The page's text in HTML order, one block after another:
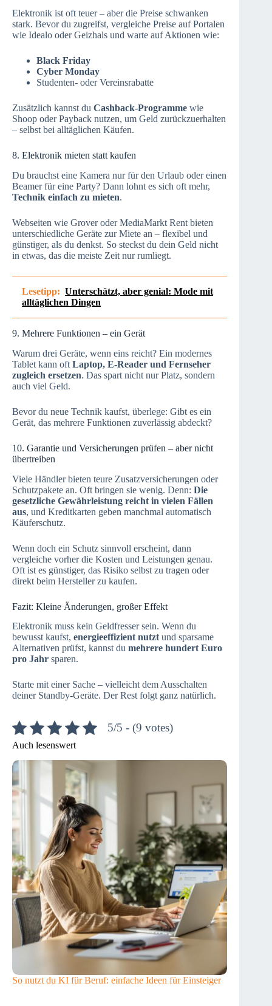
Elektronik ist oft teuer – aber die Preise schwanken
stark. Bevor du zugreifst, vergleiche Preise auf Portalen
wie Idealo oder Geizhals und warte auf Aktionen wie:
Black Friday
Cyber Monday
Studenten- oder Vereinsrabatte
Zusätzlich kannst du Cashback-Programme wie
Shoop oder Payback nutzen, um Geld zurückzuerhalten
– selbst bei alltäglichen Käufen.
8. Elektronik mieten statt kaufen
Du brauchst eine Kamera nur für den Urlaub oder einen
Beamer für eine Party? Dann lohnt es sich oft mehr,
Technik einfach zu mieten.
Webseiten wie Grover oder MediaMarkt Rent bieten
unterschiedliche Geräte zur Miete an – flexibel und
günstiger, als du denkst. So steckst du dein Geld nicht
in etwas, das die meiste Zeit nur rumliegt.
Lesetipp: Unterschätzt, aber genial: Mode mit
alltäglichen Dingen
9. Mehrere Funktionen – ein Gerät
Warum drei Geräte, wenn eins reicht? Ein modernes
Tablet kann oft Laptop, E-Reader und Fernseher
zugleich ersetzen. Das spart nicht nur Platz, sondern
auch viel Geld.
Bevor du neue Technik kaufst, überlege: Gibt es ein
Gerät, das mehrere Funktionen zuverlässig abdeckt?
10. Garantie und Versicherungen prüfen – aber nicht
übertreiben
Viele Händler bieten teure Zusatzversicherungen oder
Schutzpakete an. Oft bringen sie wenig. Denn: Die
gesetzliche Gewährleistung reicht in vielen Fällen
aus, und Kreditkarten geben manchmal automatisch
Käuferschutz.
Wenn doch ein Schutz sinnvoll erscheint, dann
vergleiche vorher die Kosten und Leistungen genau.
Oft ist es günstiger, das Risiko selbst zu tragen oder
direkt beim Hersteller zu kaufen.
Fazit: Kleine Änderungen, großer Effekt
Elektronik muss kein Geldfresser sein. Wenn du
bewusst kaufst, energieeffizient nutzt und sparsame
Alternativen prüfst, kannst du mehrere hundert Euro
pro Jahr sparen.
Starte mit einer Sache – vielleicht dem Ausschalten
deiner Standby-Geräte. Der Rest folgt ganz natürlich.
5/5 - (9 votes)
Auch lesenswert
So nutzt du KI für Beruf: einfache Ideen für Einsteiger